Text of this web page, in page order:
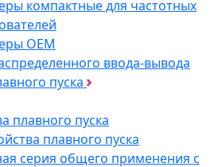
компактные для частотных
ОЕМ
ввода-вывода
пуска
плавного пуска
плавного пуска
серия общего применения с